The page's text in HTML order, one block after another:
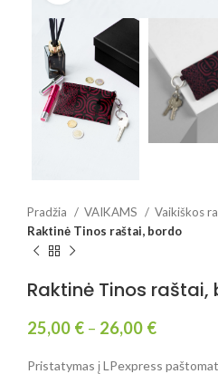
Pradžia VAIKAMS
Vaikiškos
Raktinė Tinos raštai, bordo
Raktinė Tinos raštai,
25,00 € – 26,00 €
Pristatymas į LPexpress